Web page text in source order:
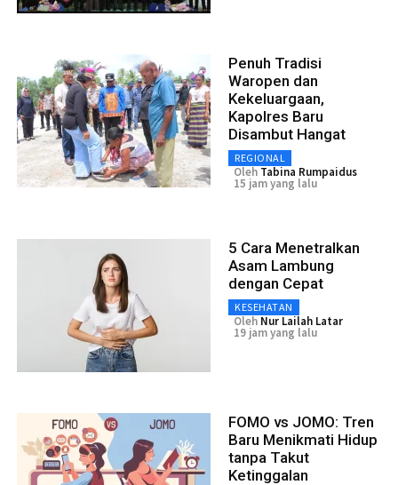
Penuh Tradisi
Waropen dan
Kekeluargaan,
Kapolres Baru
Disambut Hangat
REGIONAL
Oleh Tabina Rumpaidus
15 jam yang lalu
5 Cara Menetralkan
Asam Lambung
dengan Cepat
KESEHATAN
Oleh Nur Lailah Latar
19 jam yang lalu
FOMO vs JOMO: Tren
Baru Menikmati Hidup
tanpa Takut
Ketinggalan